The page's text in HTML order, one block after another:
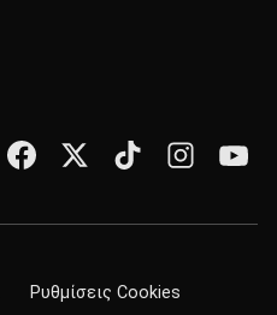
Ρυθμίσεις Cookies